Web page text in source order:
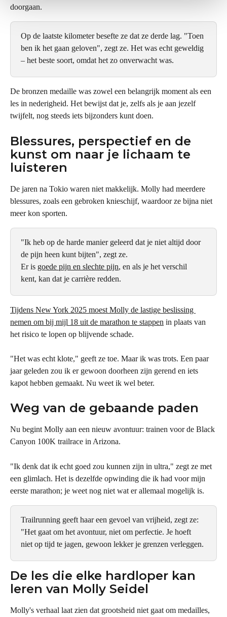
doorgaan.
Op de laatste kilometer besefte ze dat ze derde lag. "Toen
ben ik het gaan geloven", zegt ze. Het was echt geweldig
– het beste soort, omdat het zo onverwacht was.
De bronzen medaille was zowel een belangrijk moment als een
les in nederigheid. Het bewijst dat je, zelfs als je aan jezelf
twijfelt, nog steeds iets bijzonders kunt doen.
Blessures, perspectief en de
kunst om naar je lichaam te
luisteren
De jaren na Tokio waren niet makkelijk. Molly had meerdere
blessures, zoals een gebroken knieschijf, waardoor ze bijna niet
meer kon sporten.
"Ik heb op de harde manier geleerd dat je niet altijd door
de pijn heen kunt bijten", zegt ze.
Er is goede pijn en slechte pijn, en als je het verschil
kent, kan dat je carrière redden.
Tijdens New York 2025 moest Molly de lastige beslissing
nemen om bij mijl 18 uit de marathon te stappen in plaats van
het risico te lopen op blijvende schade.
"Het was echt klote," geeft ze toe. Maar ik was trots. Een paar
jaar geleden zou ik er gewoon doorheen zijn gerend en iets
kapot hebben gemaakt. Nu weet ik wel beter.
Weg van de gebaande paden
Nu begint Molly aan een nieuw avontuur: trainen voor de Black
Canyon 100K trailrace in Arizona.
"Ik denk dat ik echt goed zou kunnen zijn in ultra," zegt ze met
een glimlach. Het is dezelfde opwinding die ik had voor mijn
eerste marathon; je weet nog niet wat er allemaal mogelijk is.
Trailrunning geeft haar een gevoel van vrijheid, zegt ze:
"Het gaat om het avontuur, niet om perfectie. Je hoeft
niet op tijd te jagen, gewoon lekker je grenzen verleggen.
De les die elke hardloper kan
leren van Molly Seidel
Molly's verhaal laat zien dat grootsheid niet gaat om medailles,